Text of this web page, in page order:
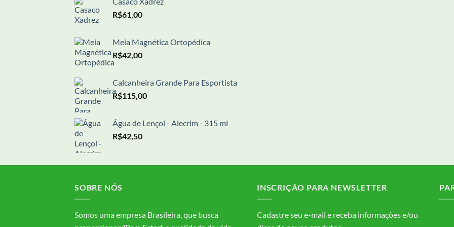
R$61,00
Meia Magnética Ortopédica
R$42,00
Calcanheira Grande Para Esportista
R$115,00
Água de Lençol - Alecrim - 315 ml
R$42,50
SOBRE NÓS
Somos uma empresa Brasileira, que busca
INSCRIÇÃO PARA NEWSLETTER
Cadastre seu e-mail e receba informações e/ou